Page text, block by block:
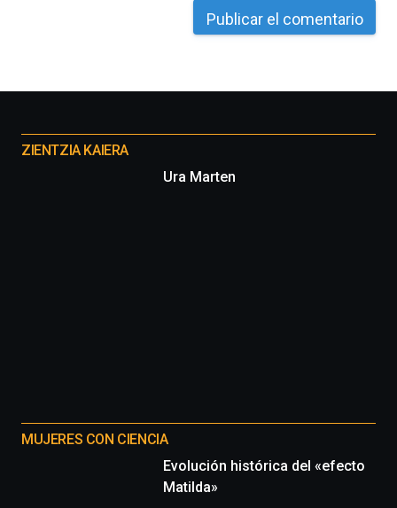
proyectos
ZIENTZIA KAIERA
Ura Marten
MUJERES CON CIENCIA
Evolución histórica del «efecto
Matilda»